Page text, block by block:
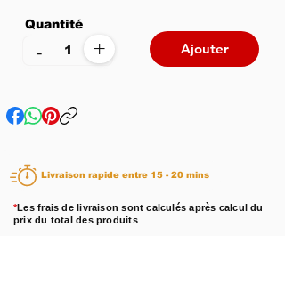
Quantité
+
- Ajouter
Livraison rapide entre 15 - 20 mins
*Les frais de livraison sont calculés après calcul du
prix du total des produits